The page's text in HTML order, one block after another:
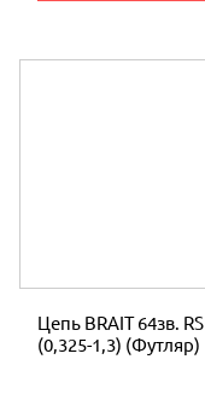
Цепь BRAIT 64зв. RS
(0,325-1,3) (Футляр)